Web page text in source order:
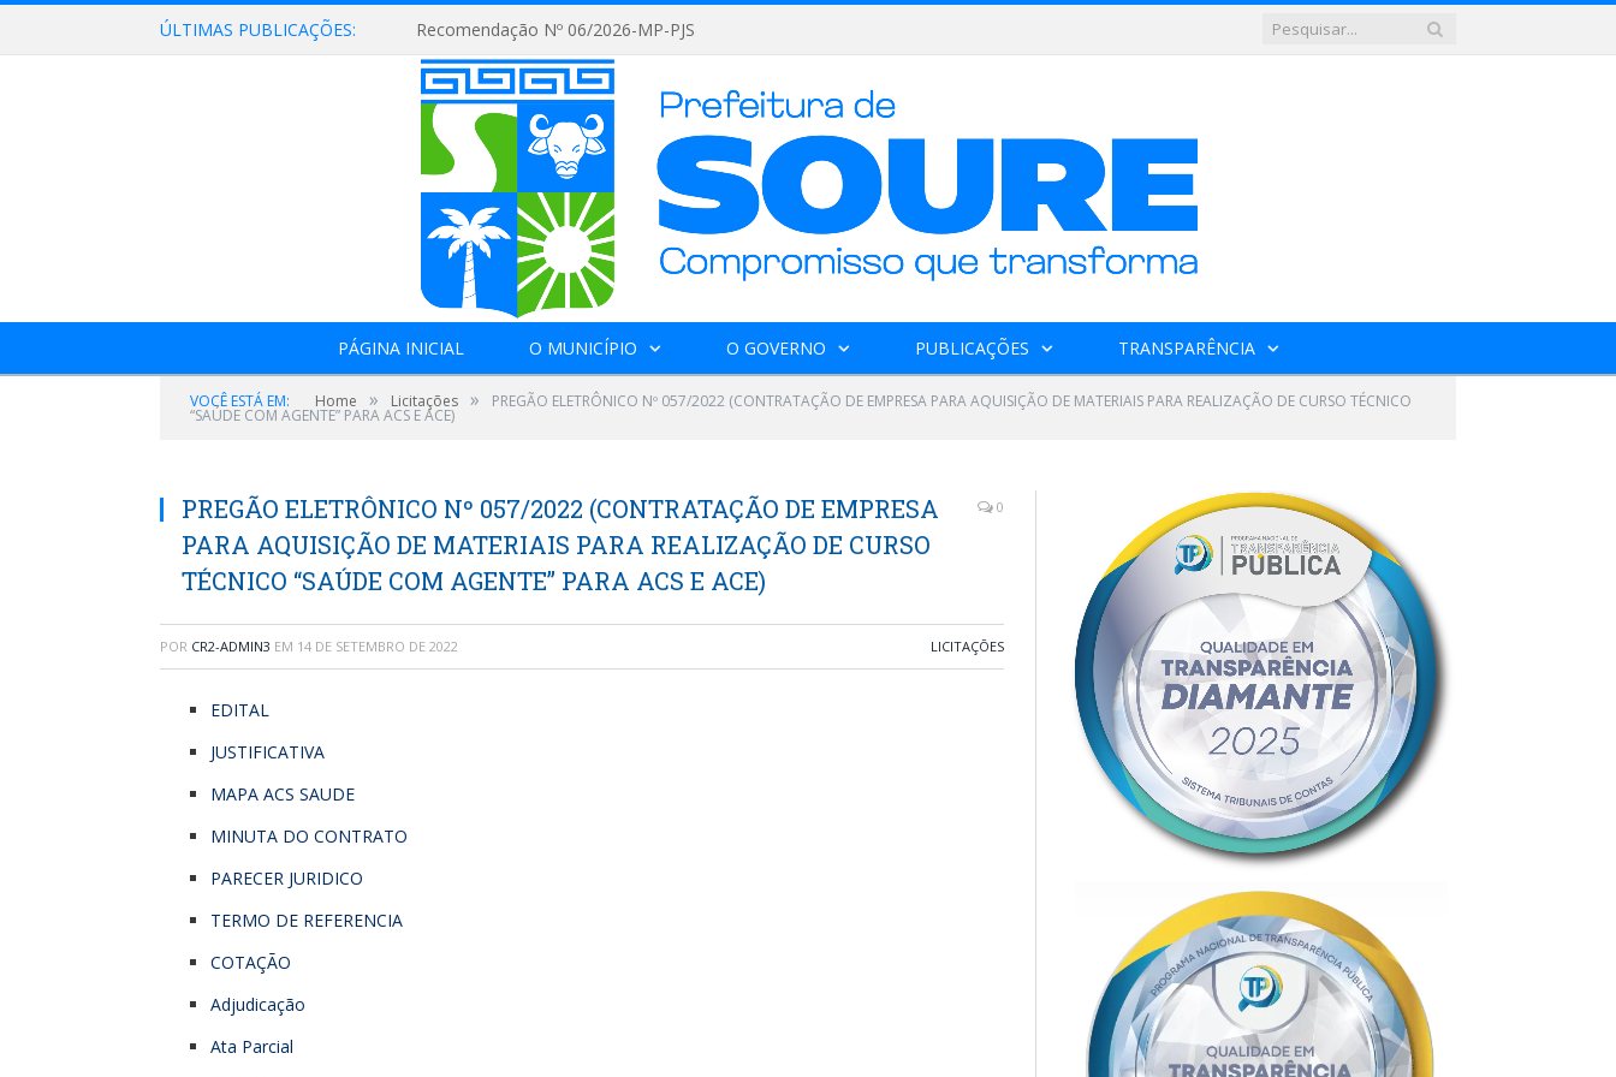
ÚLTIMAS PUBLICAÇÕES: Recomendação Nº 06/2026-MP-PJS
PÁGINA INICIAL O MUNICÍPIO O GOVERNO PUBLICAÇÕES TRANSPARÊNCIA
VOCÊ ESTÁ EM: Home » Licitações » PREGÃO ELETRÔNICO Nº 057/2022 (CONTRATAÇÃO DE EMPRESA PARA AQUISIÇÃO DE MATERIAIS PARA REALIZAÇÃO DE CURSO TÉCNICO
“SAÚDE COM AGENTE” PARA ACS E ACE)
PREGÃO ELETRÔNICO Nº 057/2022 (CONTRATAÇÃO DE EMPRESA
PARA AQUISIÇÃO DE MATERIAIS PARA REALIZAÇÃO DE CURSO
TÉCNICO “SAÚDE COM AGENTE” PARA ACS E ACE)
0
POR CR2-ADMIN3 EM 14 DE SETEMBRO DE 2022 LICITAÇÕES
EDITAL
JUSTIFICATIVA
MAPA ACS SAUDE
MINUTA DO CONTRATO
PARECER JURIDICO
TERMO DE REFERENCIA
COTAÇÃO
Adjudicação
Ata Parcial